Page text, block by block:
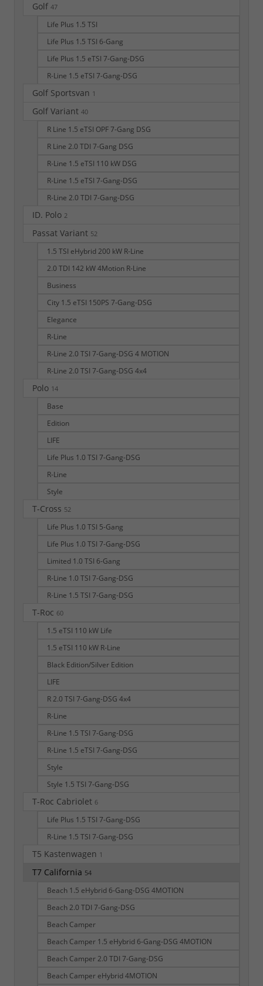
Golf 47
Life Plus 1.5 TSI
Life Plus 1.5 TSI 6-Gang
Life Plus 1.5 eTSI 7-Gang-DSG
R-Line 1.5 eTSI 7-Gang-DSG
Golf Sportsvan 1
Golf Variant 40
R Line 1.5 eTSI OPF 7-Gang DSG
R Line 2.0 TDI 7-Gang DSG
R-Line 1.5 eTSI 110 kW DSG
R-Line 1.5 eTSI 7-Gang-DSG
R-Line 2.0 TDI 7-Gang-DSG
ID. Polo 2
Passat Variant 52
1.5 TSI eHybrid 200 kW R-Line
2.0 TDI 142 kW 4Motion R-Line
Business
City 1.5 eTSI 150PS 7-Gang-DSG
Elegance
R-Line
R-Line 2.0 TSI 7-Gang-DSG 4 MOTION
R-Line 2.0 TSI 7-Gang-DSG 4x4
Polo 14
Base
Edition
LIFE
Life Plus 1.0 TSI 7-Gang-DSG
R-Line
Style
T-Cross 52
Life Plus 1.0 TSI 5-Gang
Life Plus 1.0 TSI 7-Gang-DSG
Limited 1.0 TSI 6-Gang
R-Line 1.0 TSI 7-Gang-DSG
R-Line 1.5 TSI 7-Gang-DSG
T-Roc 60
1.5 eTSI 110 kW Life
1.5 eTSI 110 kW R-Line
Black Edition/Silver Edition
LIFE
R 2.0 TSI 7-Gang-DSG 4x4
R-Line
R-Line 1.5 TSI 7-Gang-DSG
R-Line 1.5 eTSI 7-Gang-DSG
Style
Style 1.5 TSI 7-Gang-DSG
T-Roc Cabriolet 6
Life Plus 1.5 TSI 7-Gang-DSG
R-Line 1.5 TSI 7-Gang-DSG
T5 Kastenwagen 1
T7 California 54
Beach 1.5 eHybrid 6-Gang-DSG 4MOTION
Beach 2.0 TDI 7-Gang-DSG
Beach Camper
Beach Camper 1.5 eHybrid 6-Gang-DSG 4MOTION
Beach Camper 2.0 TDI 7-Gang-DSG
Beach Camper eHybrid 4MOTION